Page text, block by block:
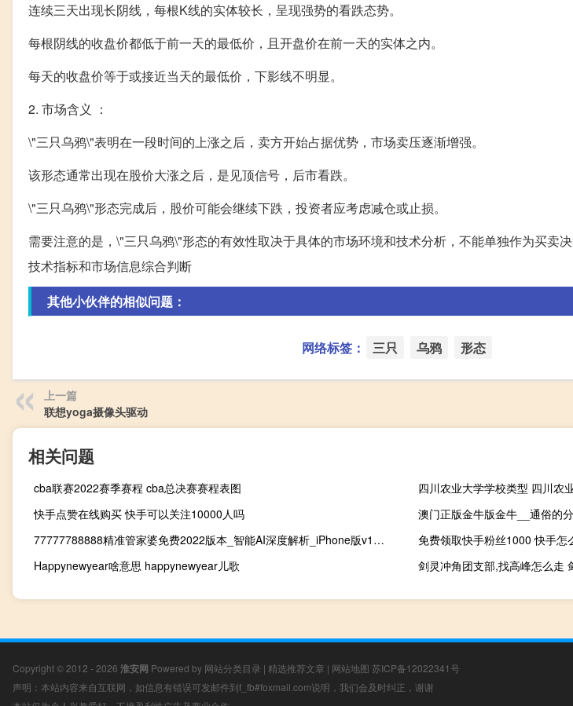
连续三天出现长阴线，每根K线的实体较长，呈现强势的看跌态势。
每根阴线的收盘价都低于前一天的最低价，且开盘价在前一天的实体之内。
每天的收盘价等于或接近当天的最低价，下影线不明显。
2. 市场含义 ：
\"三只乌鸦\"表明在一段时间的上涨之后，卖方开始占据优势，市场卖压逐渐增强。
该形态通常出现在股价大涨之后，是见顶信号，后市看跌。
\"三只乌鸦\"形态完成后，股价可能会继续下跌，投资者应考虑减仓或止损。
需要注意的是，\"三只乌鸦\"形态的有效性取决于具体的市场环境和技术分析，不能单独作为买卖
技术指标和市场信息综合判断
其他小伙伴的相似问题：
网络标签： 三只 乌鸦 形态
上一篇
联想yoga摄像头驱动
相关问题
cba联赛2022赛季赛程 cba总决赛赛程表图
四川农业大学学校类型 四川农
快手点赞在线购买 快手可以关注10000人吗
澳门正版金牛版金牛__通俗的
77777788888精准管家婆免费2022版本_智能AI深度解析_iPhone版v11.64.1452
免费领取快手粉丝1000 快手怎
Happynewyear啥意思 happynewyear儿歌
剑灵冲角团支部,找高峰怎么走
Copyright © 2012 - 2026 淮安网 Powered by 网站分类目录 | 精选推荐文章 | 网站地图 苏ICP备12022341号
声明：本站内容来自互联网，如信息有错误可发邮件到f_fb#foxmail.com说明，我们会及时纠正，谢谢